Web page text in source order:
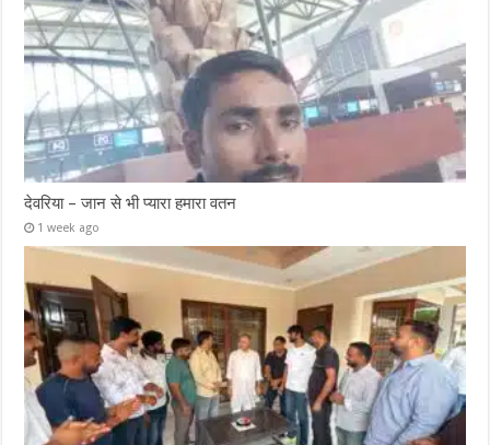
देवरिया – जान से भी प्यारा हमारा वतन
1 week ago